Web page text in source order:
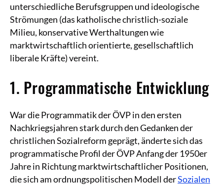
unterschiedliche Berufsgruppen und ideologische
Strömungen (das katholische christlich-soziale
Milieu, konservative Werthaltungen wie
marktwirtschaftlich orientierte, gesellschaftlich
liberale Kräfte) vereint.
1. Programmatische Entwicklung
War die Programmatik der ÖVP in den ersten
Nachkriegsjahren stark durch den Gedanken der
christlichen Sozialreform geprägt, änderte sich das
programmatische Profil der ÖVP Anfang der 1950er
Jahre in Richtung marktwirtschaftlicher Positionen,
die sich am ordnungspolitischen Modell derSozialen